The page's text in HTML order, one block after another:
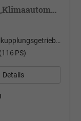
Trend Facelift 1.5 TSI 85 kW DSG,Klimaautomatik, 5 Sitze, Zuziehhilfe Schiebetüren + Heckklappe, PDC v+h, ACC, Side Assist Blind Spot, Ausparkhilfe, Ausstiegswarner, Digital Cockpit PRO, Radioanlage Navigationsvorbereituing,, Mittearmlehne verstellbar
Doppelkupplungsgetriebe (DSG)
PS)
Details